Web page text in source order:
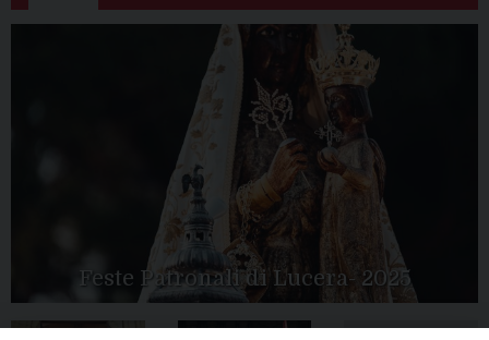
Feste Patronali di Lucera- 2025